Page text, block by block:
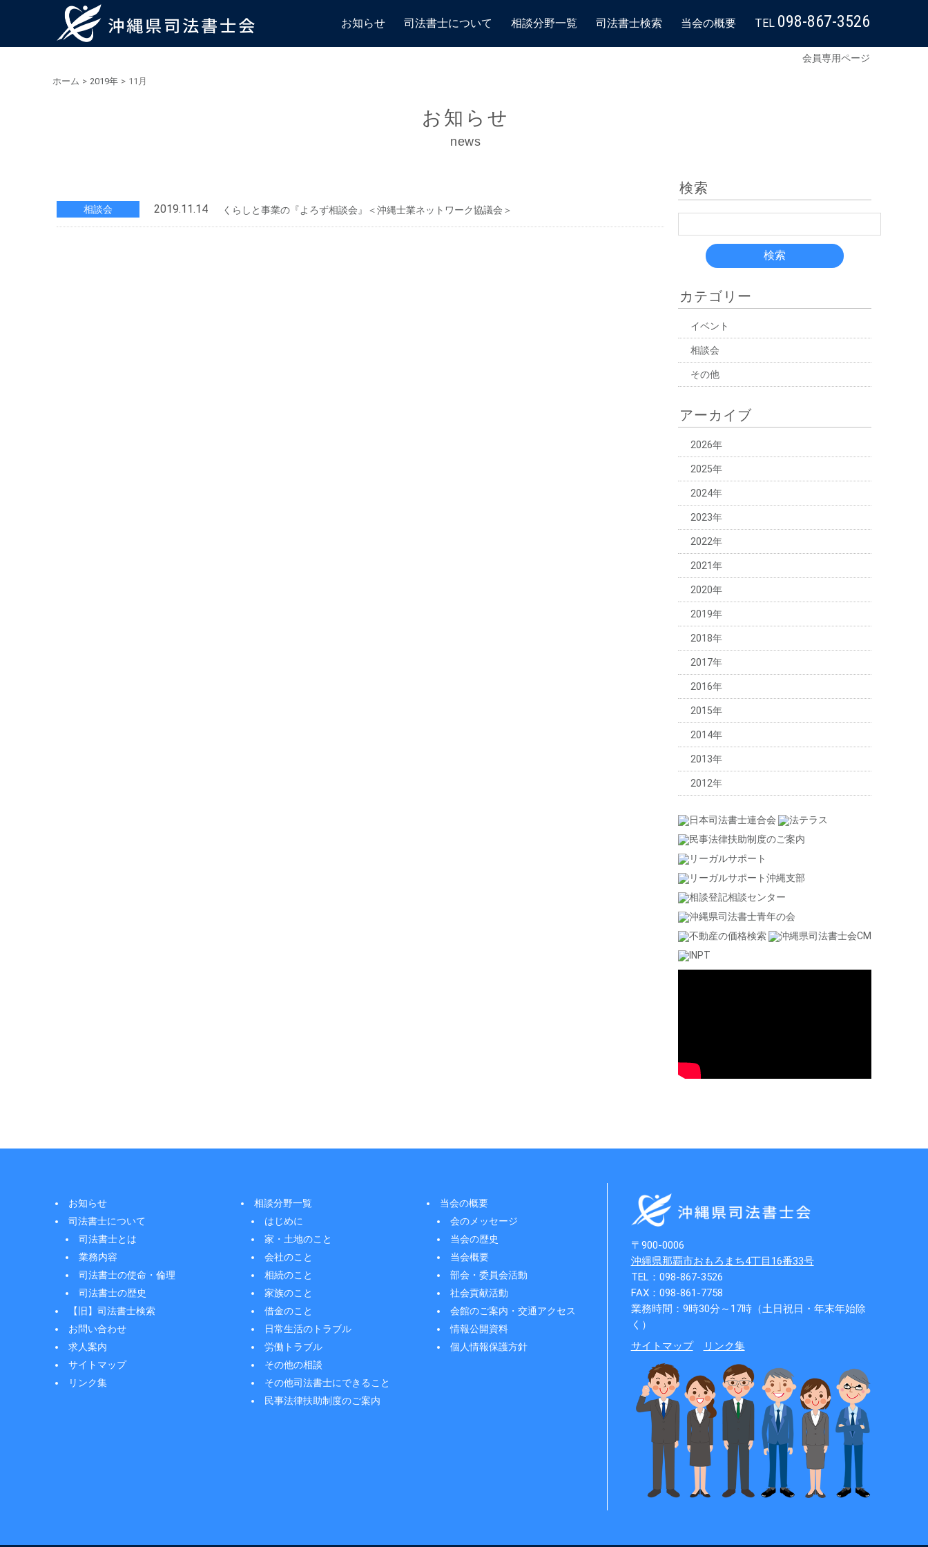
お知らせ 司法書士について 相談分野一覧 司法書士検索 当会の概要 TEL 098-867-3526
会員専用ページ
ホーム > 2019年 > 11月
お知らせ
news
相談会 2019.11.14 くらしと事業の『よろず相談会』＜沖縄士業ネットワーク協議会＞
検索
カテゴリー
イベント
相談会
その他
アーカイブ
2026年
2025年
2024年
2023年
2022年
2021年
2020年
2019年
2018年
2017年
2016年
2015年
2014年
2013年
2012年
お知らせ
司法書士について
司法書士とは
業務内容
司法書士の使命・倫理
司法書士の歴史
【旧】司法書士検索
お問い合わせ
求人案内
サイトマップ
リンク集
相談分野一覧
はじめに
家・土地のこと
会社のこと
相続のこと
家族のこと
借金のこと
日常生活のトラブル
労働トラブル
その他の相談
その他司法書士にできること
民事法律扶助制度のご案内
当会の概要
会のメッセージ
当会の歴史
当会概要
部会・委員会活動
社会貢献活動
会館のご案内・交通アクセス
情報公開資料
個人情報保護方針
〒900-0006
沖縄県那覇市おもろまち4丁目16番33号
TEL：098-867-3526
FAX：098-861-7758
業務時間：9時30分～17時（土日祝日・年末年始除
く）
サイトマップ
リンク集